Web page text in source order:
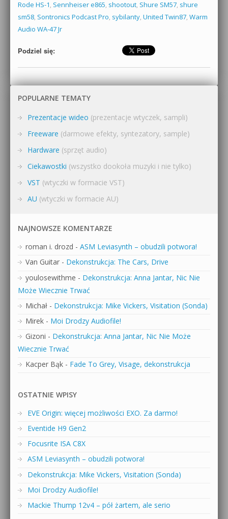
Rode HS-1, Sennheiser e865, shootout, Shure SM57, shure
sm58, Sontronics Podcast Pro, sybilanty, United Twin87, Warm
Audio WA-47 Jr
Podziel się:
POPULARNE TEMATY
Prezentacje wideo (prezentacje wtyczek, sampli)
Freeware (darmowe efekty, syntezatory, sample)
Hardware (sprzęt audio)
Ciekawostki (wszystko dookoła muzyki i nie tylko)
VST (wtyczki w formacie VST)
AU (wtyczki w formacie AU)
NAJNOWSZE KOMENTARZE
roman i. drozd - ASM Leviasynth – obudzili potwora!
Van Guitar - Dekonstrukcja: The Cars, Drive
youlosewithme - Dekonstrukcja: Anna Jantar, Nic Nie
Może Wiecznie Trwać
Michał - Dekonstrukcja: Mike Vickers, Visitation (Sonda)
Mirek - Moi Drodzy Audiofile!
Gizoni - Dekonstrukcja: Anna Jantar, Nic Nie Może
Wiecznie Trwać
Kacper Bąk - Fade To Grey, Visage, dekonstrukcja
OSTATNIE WPISY
EVE Origin: więcej możliwości EXO. Za darmo!
Eventide H9 Gen2
Focusrite ISA C8X
ASM Leviasynth – obudzili potwora!
Dekonstrukcja: Mike Vickers, Visitation (Sonda)
Moi Drodzy Audiofile!
Mackie Thump 12v4 – pół żartem, ale serio